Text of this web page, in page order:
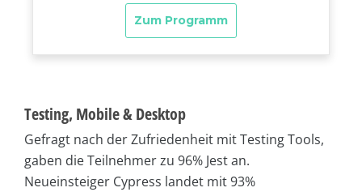
Testing, Mobile & Desktop
Gefragt nach der Zufriedenheit mit Testing Tools,
gaben die Teilnehmer zu 96% Jest an.
Neueinsteiger Cypress landet mit 93%